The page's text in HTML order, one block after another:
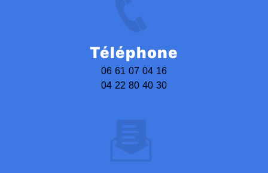
Téléphone
06 61 07 04 16
04 22 80 40 30